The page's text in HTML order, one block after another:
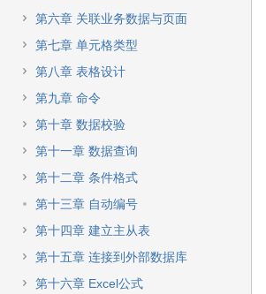
第六章 关联业务数据与页面
第七章 单元格类型
第八章 表格设计
第九章 命令
第十章 数据校验
第十一章 数据查询
第十二章 条件格式
第十三章 自动编号
第十四章 建立主从表
第十五章 连接到外部数据库
第十六章 Excel公式